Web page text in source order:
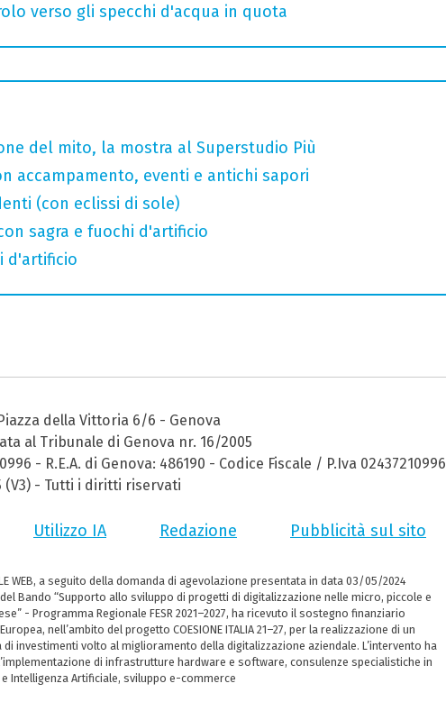
verso gli specchi d'acqua in quota
del mito, la mostra al Superstudio Più
accampamento, eventi e antichi sapori
(con eclissi di sole)
sagra e fuochi d'artificio
d'artificio
della Vittoria 6/6 - Genova
al Tribunale di Genova nr. 16/2005
- R.E.A. di Genova: 486190 - Codice Fiscale / P.Iva 02437210996
(V3) - Tutti i diritti riservati
Utilizzo IA Redazione Pubblicità sul sito
WEB, a seguito della domanda di agevolazione presentata in data 03/05/2024
Bando “Supporto allo sviluppo di progetti di digitalizzazione nelle micro, piccole e
- Programma Regionale FESR 2021–2027, ha ricevuto il sostegno finanziario
nell’ambito del progetto COESIONE ITALIA 21–27, per la realizzazione di un
investimenti volto al miglioramento della digitalizzazione aziendale. L’intervento ha
di infrastrutture hardware e software, consulenze specialistiche in
e Intelligenza Artificiale, sviluppo e-commerce